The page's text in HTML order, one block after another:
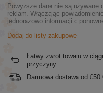
Powyższe dane nie są używane
reklam. Włączając
jednorazowo informacji o
Dodaj do listy zakupowej
Łatwy zwrot towaru w
przyczyny
Darmowa dostawa od